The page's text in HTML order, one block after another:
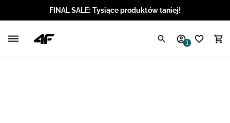
FINAL SALE: Tysiące produktów taniej!
1